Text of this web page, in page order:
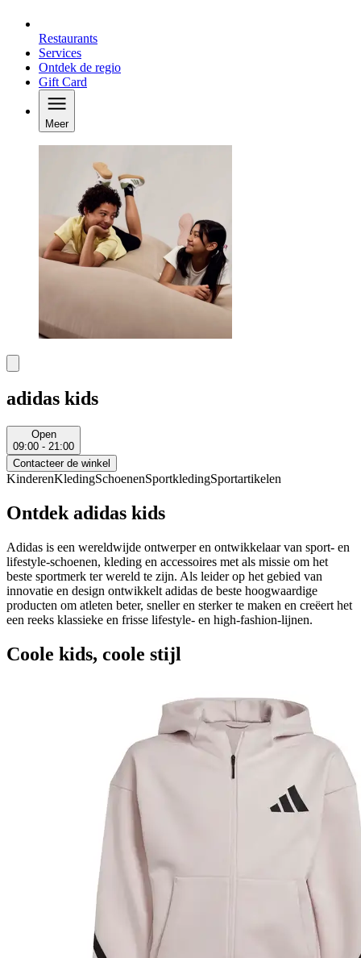
Restaurants
Services
Ontdek de regio
Gift Card
Meer
adidas kids
Open
09:00 - 21:00
Contacteer de winkel
KinderenKledingSchoenenSportkledingSportartikelen
Ontdek adidas kids
Adidas is een wereldwijde ontwerper en ontwikkelaar van sport- en
lifestyle-schoenen, kleding en accessoires met als missie om het
beste sportmerk ter wereld te zijn. Als leider op het gebied van
innovatie en design ontwikkelt adidas de beste hoogwaardige
producten om atleten beter, sneller en sterker te maken en creëert het
een reeks klassieke en frisse lifestyle- en high-fashion-lijnen.
Coole kids, coole stijl